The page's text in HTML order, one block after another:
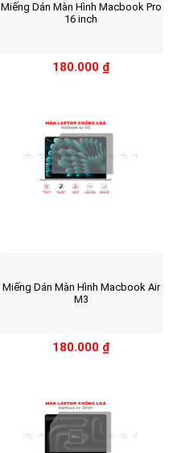
Miếng Dán Màn Hình Macbook Pro
16 inch
180.000 ₫
Miếng Dán Màn Hình Macbook Air
M3
180.000 ₫